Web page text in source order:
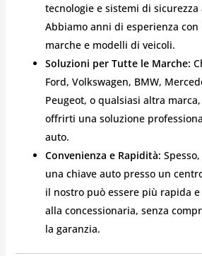
tecnologie e sistemi di
Abbiamo anni di esperienza con
marche e modelli di veicoli.
Soluzioni per Tutte le Marche:
Ford, Volkswagen, BMW,
Peugeot, o qualsiasi altra
offrirti una soluzione
auto.
Convenienza e Rapidità:
una chiave auto presso un
il nostro può essere più rapida
alla concessionaria, senza
la garanzia.